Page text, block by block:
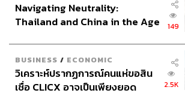
Navigating Neutrality:
Thailand and China in the Age
149
BUSINESS / ECONOMIC
วิเคราะห์ปรากฏการณ์คนแห่ขอสิน
เชื่อ CLICX อาจเป็นเพียงยอด
2.5K